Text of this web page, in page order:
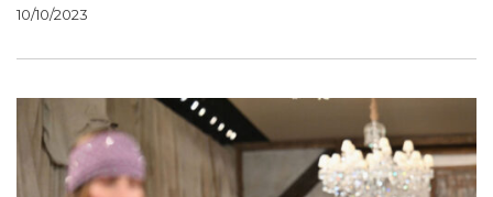
10/10/2023